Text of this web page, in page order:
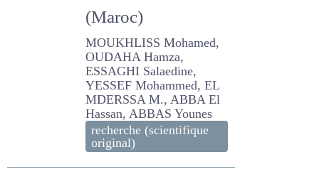
National d’Ifrane
(Maroc)
MOUKHLISS Mohamed,
OUDAHA Hamza, ESSAGHI
Salaedine, YESSEF
Mohammed, EL MDERSSA
M., ABBA El Hassan, ABBAS
Younes
recherche (scientifique
original)